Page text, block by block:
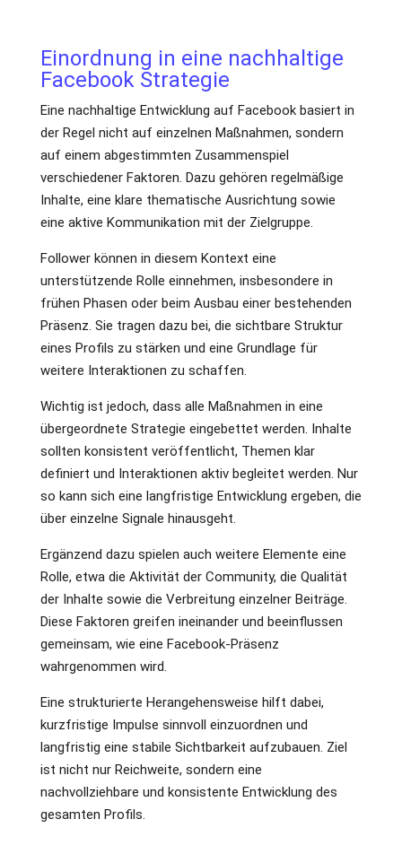
Einordnung in eine nachhaltige
Facebook Strategie
Eine nachhaltige Entwicklung auf Facebook basiert in
der Regel nicht auf einzelnen Maßnahmen, sondern
auf einem abgestimmten Zusammenspiel
verschiedener Faktoren. Dazu gehören regelmäßige
Inhalte, eine klare thematische Ausrichtung sowie
eine aktive Kommunikation mit der Zielgruppe.
Follower können in diesem Kontext eine
unterstützende Rolle einnehmen, insbesondere in
frühen Phasen oder beim Ausbau einer bestehenden
Präsenz. Sie tragen dazu bei, die sichtbare Struktur
eines Profils zu stärken und eine Grundlage für
weitere Interaktionen zu schaffen.
Wichtig ist jedoch, dass alle Maßnahmen in eine
übergeordnete Strategie eingebettet werden. Inhalte
sollten konsistent veröffentlicht, Themen klar
definiert und Interaktionen aktiv begleitet werden. Nur
so kann sich eine langfristige Entwicklung ergeben, die
über einzelne Signale hinausgeht.
Ergänzend dazu spielen auch weitere Elemente eine
Rolle, etwa die Aktivität der Community, die Qualität
der Inhalte sowie die Verbreitung einzelner Beiträge.
Diese Faktoren greifen ineinander und beeinflussen
gemeinsam, wie eine Facebook-Präsenz
wahrgenommen wird.
Eine strukturierte Herangehensweise hilft dabei,
kurzfristige Impulse sinnvoll einzuordnen und
langfristig eine stabile Sichtbarkeit aufzubauen. Ziel
ist nicht nur Reichweite, sondern eine
nachvollziehbare und konsistente Entwicklung des
gesamten Profils.